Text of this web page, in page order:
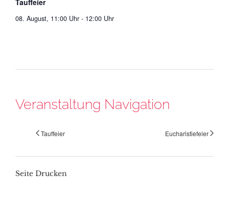
Tauffeier
08. August, 11:00 Uhr - 12:00 Uhr
Veranstaltung Navigation
Tauffeier Eucharistiefeier
Seite Drucken